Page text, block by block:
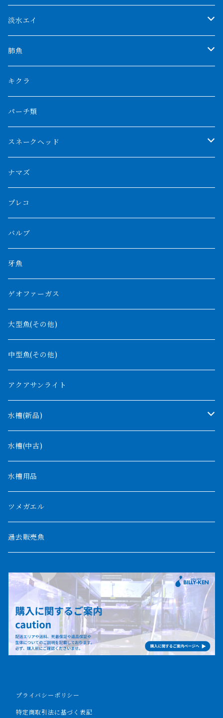
AGUS スーパーレッドF4
特殊アロワナ
厳選 過背金龍
フルゴールデンクロスバック
ブルーベースクロスバック
BILLY-KENオリジナルブランド紅龍
チョッパーレッド
ブルレッド
その他アジアアロワナ
特殊個体
紅龍
バンジャール
シルバーアロワナ
ブラックアロワナ
ノーザンバラムンディ
その他アロワナ
特殊ダトニオ
ダトニオプラスワン
リアルバンド
フォークバンド
フォーバータイガー
メニーバータイガー
ニューギニアダトニオ
モンスターポリプ
特殊ポリプ
プラチナ個体
ショート個体
ハイブリッドポリプ
エンドリケリー
ギニア
ナイジェリア
ナイルビチャー
ナポレオンビチャー
バロ川
ビキールビキール
トゥルカナ湖
オモ川
タンガニーカビチャー
アンソルギー
コウロントン
ラプラディ
ギニア
ナイジェリア
コンギクス
オルナティピンニス
コンゴ
タンガニーカ
ウィークシー
モケレンベンベ
デルヘッジ
ザイールグリーン
パルマス
ポーリー
セネガルス
ナイル川
ナイジェリア
ブリードポリプ
エンドリケリー
ビキールビキール
ラプラディ
淡水エイ
シナガワダイヤ
ダイヤモンドポルカ
クロコダイル
その他淡水エイ
肺魚
ネオケラ
その他肺魚
キクラ
パーチ類
スネークヘッド
チャンナバルカ
大型スネークヘッド
中型スネークヘッド
小型スネークヘッド
ナマズ
プレコ
バルブ
牙魚
ゲオファーガス
大型魚(その他)
中型魚(その他)
アクアサンライト
水槽(新品)
1200mm以下
1500mm
1800mm
2000mm以上
水槽(中古)
水槽用品
ツメガエル
過去販売魚
プライバシーポリシー
特定商取引法に基づく表記